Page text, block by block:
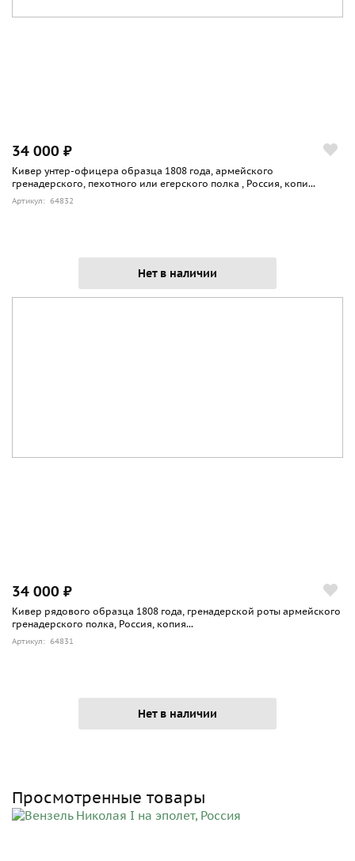
34 000 ₽
Кивер унтер-офицера образца 1808 года, армейского
гренадерского, пехотного или егерского полка , Россия, копи...
Артикул: 64832
Нет в наличии
34 000 ₽
Кивер рядового образца 1808 года, гренадерской роты армейского
гренадерского полка, Россия, копия...
Артикул: 64831
Нет в наличии
Просмотренные товары